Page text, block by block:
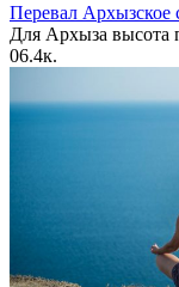
Перевал Архызское
Для Архыза высота
06.4к.